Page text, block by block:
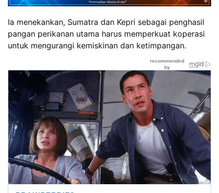
Ia menekankan, Sumatra dan Kepri sebagai penghasil
pangan perikanan utama harus memperkuat koperasi
untuk mengurangi kemiskinan dan ketimpangan.